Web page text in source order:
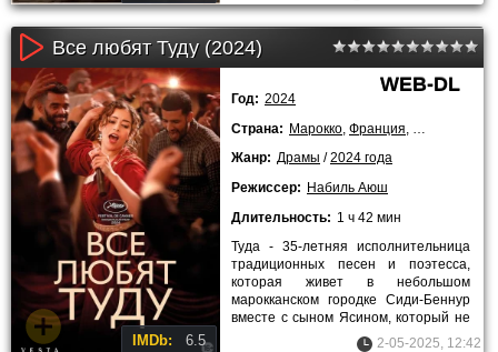
Все любят Туду (2024)
IMDb: 6.5
WEB-DL
Год: 2024
Страна: Марокко Франция
Жанр: Драмы /2024 года
Режиссер: Набиль Аюш
Длительность: 1 ч 42 мин
Туда - 35-летняя исполнительница
традиционных песен и поэтесса,
которая живет в небольшом
марокканском городке Сиди-Беннур
вместе с сыном Ясином, который не
может слышать. Чтобы обеспечить
2-05-2025, 12:42